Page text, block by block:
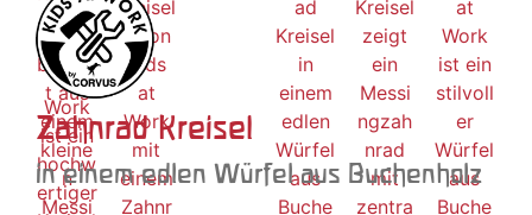
Zahnrad Kreisel
in einem edlen Würfel aus Buchenholz